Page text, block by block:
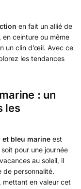
en fait un allié de
en ceinture ou même
un clin d’œil. Avec ce
les tendances
: un
les
bleu marine est
pour une journée
au soleil, il
de personnalité.
mettant en valeur cet